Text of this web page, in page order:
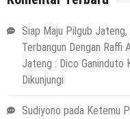
Siap Maju Pilgub
Terbangun Dengan Raffi
Jateng : Dico Ganinduto
Dikunjungi
Sudiyono pada Ketemu